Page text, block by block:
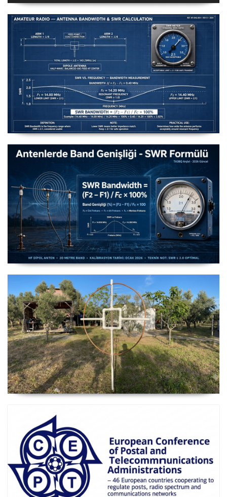
Amatör Telsiz İstasyonları Güvenlik Talimatı [18 Kritik
Uzuntel’den Yagi’ye [Longwire’den Yagi-Uda’ya Anten
Antenlerde Band Genişliği SWR Hesaplama Formülü -
Manyetik Lup Anten (Magnetic Loop Antenna)